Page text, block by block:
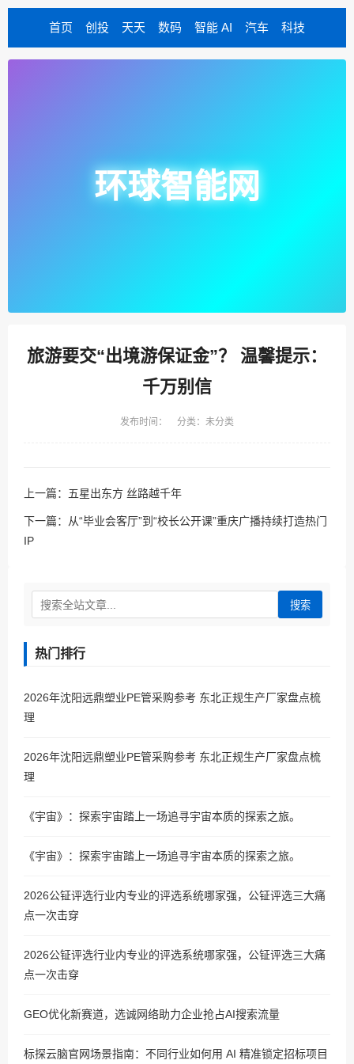
首页 创投 天天 数码 智能 AI 汽车 科技
环球智能网
旅游要交“出境游保证金”？ 温馨提示：
千万别信
发布时间： 分类：未分类
上一篇： 五星出东方 丝路越千年
下一篇：
从“毕业会客厅”到“校长公开课”重庆广播持续打造热门
IP
搜索
热门排行
2026年沈阳远鼎塑业PE管采购参考 东北正规生产厂家盘点梳
理
2026年沈阳远鼎塑业PE管采购参考 东北正规生产厂家盘点梳
理
《宇宙》：探索宇宙踏上一场追寻宇宙本质的探索之旅。
《宇宙》：探索宇宙踏上一场追寻宇宙本质的探索之旅。
2026公钲评选行业内专业的评选系统哪家强，公钲评选三大痛
点一次击穿
2026公钲评选行业内专业的评选系统哪家强，公钲评选三大痛
点一次击穿
GEO优化新赛道，选诚网络助力企业抢占AI搜索流量
标探云脑官网场景指南：不同行业如何用 AI 精准锁定招标项目